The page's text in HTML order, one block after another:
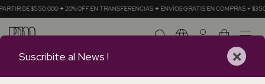
DE $550.000 ✦ 20% OFF EN TRANSFERENCIAS ✦ ENVÍOS GRATIS EN COMPRAS + $350.000
0
Suscribite al News ! ×